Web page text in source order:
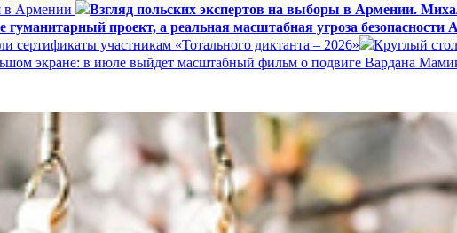
в Армении
Взгляд польских экспертов на выборы в Армении.
проект, а реальная масштабная угроза безопасности
участникам «Тотального диктанта – 2026»
Круглый
экране: в июле выйдет масштабный фильм о подвиге Вардана